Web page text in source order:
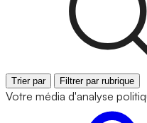
Trier par Filtrer par rubrique
Votre média d'analyse